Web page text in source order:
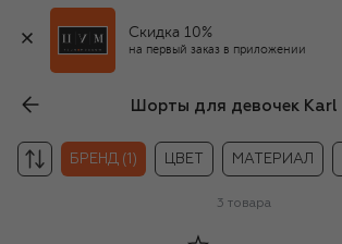
Скидка 10%
на первый заказ в приложении
БРЕНД (1) ЦВЕТ МАТЕРИАЛ
3 товара